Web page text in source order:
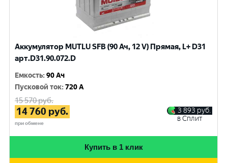
Аккумулятор MUTLU SFB (90 Ач, 12 V) Прямая, L+ D31
арт.D31.90.072.D
Емкость:90 Ач
Пусковой ток:720 A
15 570руб.
14 760 руб.
при обмене
3 893 руб.
в Сплит
Купить в 1 клик